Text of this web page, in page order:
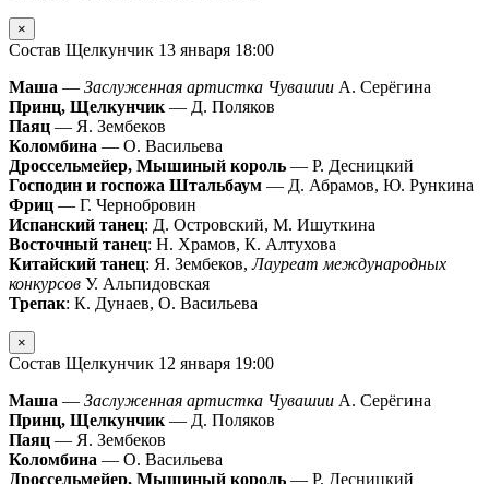
×
Состав Щелкунчик 13 января 18:00
Маша — Заслуженная артистка Чувашии А. Серёгина
Принц, Щелкунчик — Д. Поляков
Паяц — Я. Зембеков
Коломбина — О. Васильева
Дроссельмейер, Мышиный король — Р. Десницкий
Господин и госпожа Штальбаум — Д. Абрамов, Ю. Рункина
Фриц — Г. Чернобровин
Испанский танец: Д. Островский, М. Ишуткина
Восточный танец: Н. Храмов, К. Алтухова
Китайский танец: Я. Зембеков,Лауреат международных
конкурсов У. Альпидовская
Трепак: К. Дунаев, О. Васильева
×
Состав Щелкунчик 12 января 19:00
Маша — Заслуженная артистка Чувашии А. Серёгина
Принц, Щелкунчик — Д. Поляков
Паяц — Я. Зембеков
Коломбина — О. Васильева
Дроссельмейер, Мышиный король — Р. Десницкий